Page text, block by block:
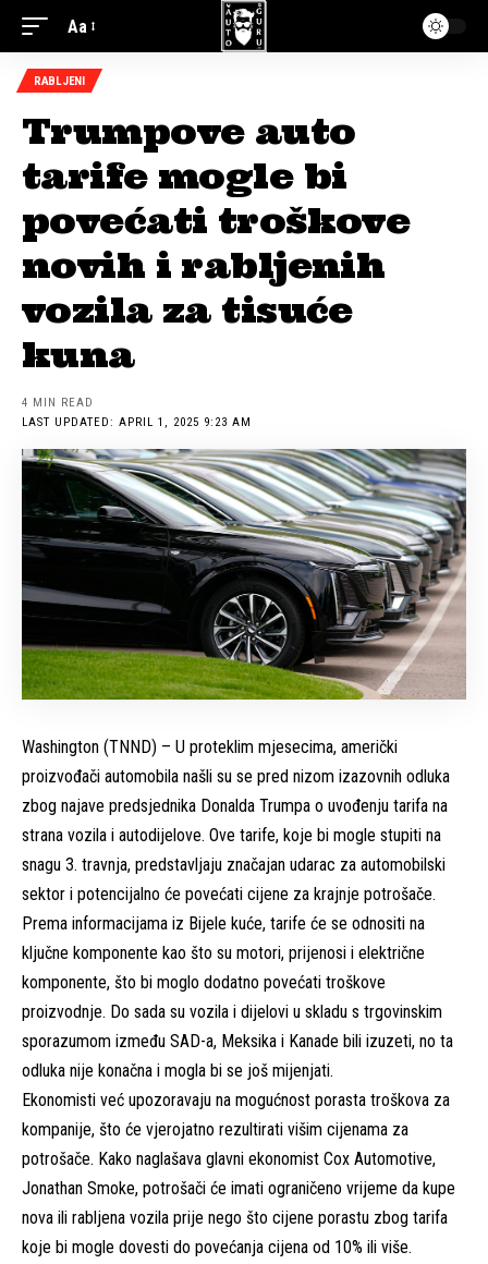
Aa
RABLJENI
Trumpove auto
tarife mogle bi
povećati troškove
novih i rabljenih
vozila za tisuće
kuna
LAST UPDATED: APRIL 1, 2025 9:23 AM
4 MIN READ
Washington (TNND) – U proteklim mjesecima, američki
proizvođači automobila našli su se pred nizom izazovnih odluka
zbog najave predsjednika Donalda Trumpa o uvođenju tarifa na
strana vozila i autodijelove. Ove tarife, koje bi mogle stupiti na
snagu 3. travnja, predstavljaju značajan udarac za automobilski
sektor i potencijalno će povećati cijene za krajnje potrošače.
Prema informacijama iz Bijele kuće, tarife će se odnositi na
ključne komponente kao što su motori, prijenosi i električne
komponente, što bi moglo dodatno povećati troškove
proizvodnje. Do sada su vozila i dijelovi u skladu s trgovinskim
sporazumom između SAD-a, Meksika i Kanade bili izuzeti, no ta
odluka nije konačna i mogla bi se još mijenjati.
Ekonomisti već upozoravaju na mogućnost porasta troškova za
kompanije, što će vjerojatno rezultirati višim cijenama za
potrošače. Kako naglašava glavni ekonomist Cox Automotive,
Jonathan Smoke, potrošači će imati ograničeno vrijeme da kupe
nova ili rabljena vozila prije nego što cijene porastu zbog tarifa
koje bi mogle dovesti do povećanja cijena od 10% ili više.